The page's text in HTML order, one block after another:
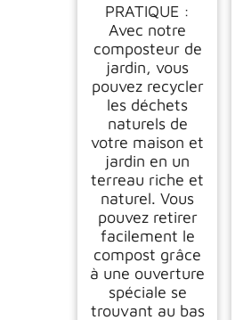
Supérieure Bac
Composteur pour
Jardin Déchets Bac à
Composte en
Polypropylène
Résistant aux Chocs
et aux UV Noir Vert
Lot de 1
PRATIQUE :
Avec notre
composteur de
jardin, vous
pouvez recycler
les déchets
naturels de
votre maison et
jardin en un
terreau riche et
naturel. Vous
pouvez retirer
facilement le
compost grâce
à une ouverture
spéciale se
trouvant au bas